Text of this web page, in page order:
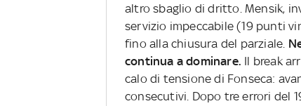
altro sbaglio di dritto. Mensik,
servizio impeccabile (19 punti
fino alla chiusura del parziale.
continua a dominare. Il break
calo di tensione di Fonseca:
consecutivi. Dopo tre errori del